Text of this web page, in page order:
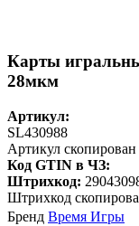
Карты
28мкм
Артикул:
SL430988
Артикул скопирован
Код GTIN в ЧЗ:
Штрихкод:
Штрихкод
Бренд Время Игры